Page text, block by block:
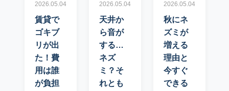
2026.05.04
賃貸で
ゴキブ
リが出
た！費
用は誰
が負担
2026.05.04
天井か
ら音が
する…
ネズ
ミ？そ
れとも
2026.05.04
秋にネ
ズミが
増える
理由と
今すぐ
できる